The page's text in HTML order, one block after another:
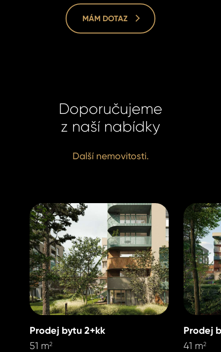
MÁM DOTAZ
Doporučujeme
z naší nabídky
Další nemovitosti.
Prodej bytu 2+kk
51 m2
Prodej
41 m2